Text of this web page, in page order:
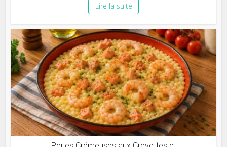
Lire la suite